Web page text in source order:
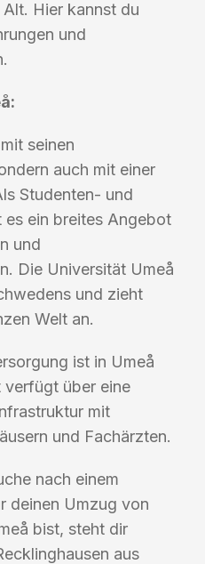
Hier kannst du
und
seinen
auch mit einer
Studenten- und
ein breites Angebot
und
Die Universität Umeå
und zieht
Welt an.
ist in Umeå
verfügt über eine
mit
und Fachärzten.
nach einem
deinen Umzug von
bist, steht dir
aus